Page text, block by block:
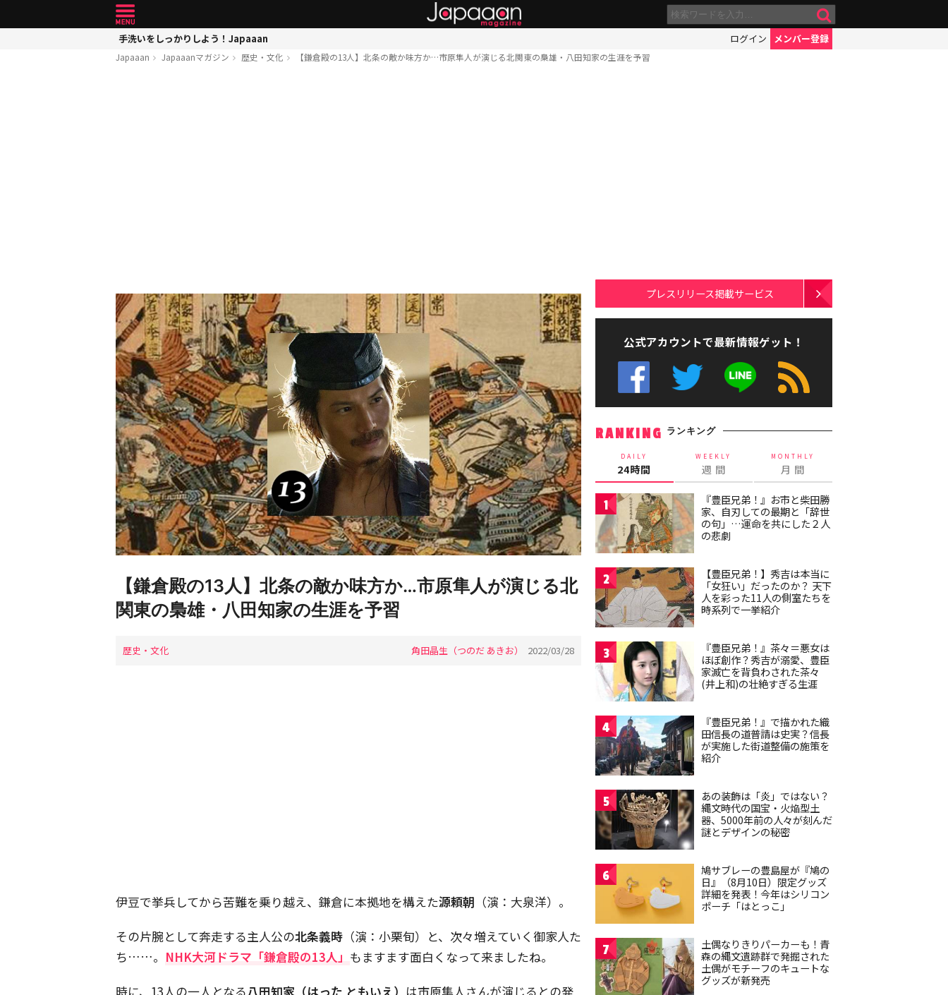
手洗いをしっかりしよう！Japaaan ログイン メンバー登録
Japaaan Japaaanマガジン 歴史・文化 【鎌倉殿の13人】北条の敵か味方か…市原隼人が演じる北関東の梟雄・八田知家の生涯を予習
【鎌倉殿の13人】北条の敵か味方か…市原隼人が演じる北
関東の梟雄・八田知家の生涯を予習
歴史・文化 角田晶生（つのだ あきお） 2022/03/28
伊豆で挙兵してから苦難を乗り越え、鎌倉に本拠地を構えた源頼朝 （演：大泉洋）。
その片腕として奔走する主人公の北条義時 （演：小栗旬）と、次々増えていく御家人た
ち……。 NHK大河ドラマ「鎌倉殿の13人」 もますます面白くなって来ましたね。
時に、13人の一人となる八田知家（はった ともいえ） は市原隼人さんが演じるとの発
プレスリリース掲載サービス
公式アカウントで最新情報ゲット！
RANKING ランキング
DAILY
24時間
WEEKLY
週 間
MONTHLY
月 間
1
『豊臣兄弟！』お市と柴田勝
家、自刃しての最期と「辞世
の句」…運命を共にした２人
の悲劇
2
【豊臣兄弟！】秀吉は本当に
「女狂い」だったのか？ 天下
人を彩った11人の側室たちを
時系列で一挙紹介
3
『豊臣兄弟！』茶々＝悪女は
ほぼ創作？秀吉が溺愛、豊臣
家滅亡を背負わされた茶々
(井上和)の壮絶すぎる生涯
4
『豊臣兄弟！』で描かれた織
田信長の道普請は史実？信長
が実施した街道整備の施策を
紹介
5
あの装飾は「炎」ではない？
縄文時代の国宝・火焔型土
器、5000年前の人々が刻んだ
謎とデザインの秘密
6
鳩サブレーの豊島屋が『鳩の
日』（8月10日）限定グッズ
詳細を発表！今年はシリコン
ポーチ「はとっこ」
7
土偶なりきりパーカーも！青
森の縄文遺跡群で発掘された
土偶がモチーフのキュートな
グッズが新発売